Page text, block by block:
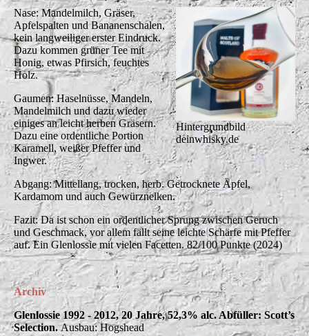
Hintergrundbild
deinwhisky.de
Nase: Mandelmilch, Gräser,
Apfelspalten und Bananenschalen,
kein langweiliger erster Eindruck.
Dazu kommen grüner Tee mit
Honig, etwas Pfirsich, feuchtes
Holz.
Gaumen: Haselnüsse, Mandeln,
Mandelmilch und dazu wieder
einiges an leicht herben Gräsern.
Dazu eine ordentliche Portion
Karamell, weißer Pfeffer und
Ingwer.
Abgang: Mittellang, trocken, herb. Getrocknete Äpfel,
Kardamom und auch Gewürznelken.
Fazit: Da ist schon ein ordentlicher Sprung zwischen Geruch
und Geschmack, vor allem fällt seine leichte Schärfe mit Pfeffer
auf. Ein Glenlossie mit vielen Facetten. 82/100 Punkte (2024)
Archiv
Glenlossie 1992 - 2012, 20 Jahre, 52,3% alc. Abfüller: Scott’s
Selection.Ausbau: Hogshead